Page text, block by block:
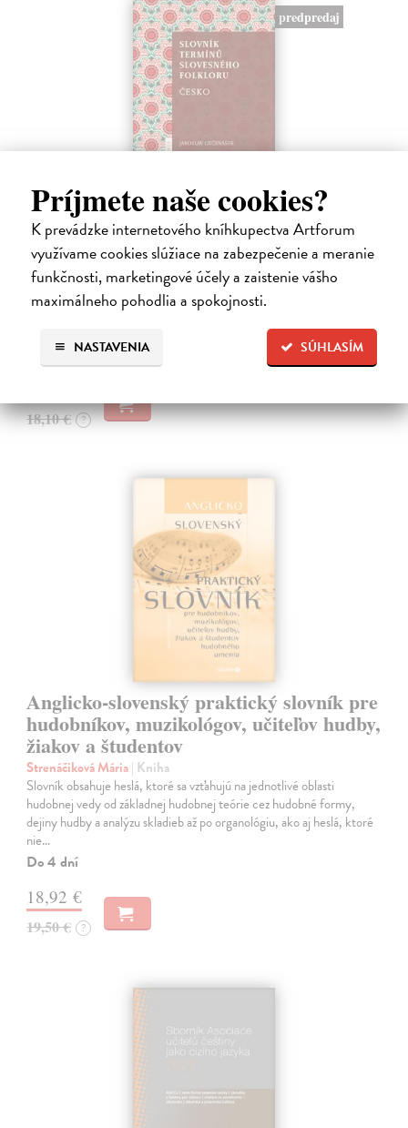
Príjmete naše cookies?
K prevádzke internetového kníhkupectva Artforum
využívame cookies slúžiace na zabezpečenie a meranie
funkčnosti, marketingové účely a zaistenie vášho
maximálneho pohodlia a spokojnosti.
SÚHLASÍM
NASTAVENIA
predpredaj
Slovník termínů slovesného folkloru.
Česko
Otčenášek Jaroslav| Kniha
Nový specializovaný folkloristický slovník přináší aktuální vědecký
pohled na terminologické uchopení české lidové slovesnosti. Zahrnuje
i folklor českých Němců, jenž je v podstatě součástí společného…
Predpredaj, vychádza 10.8.2026, zasielame do 7 dní od
vydania
18,10 € ?
Anglicko-slovenský praktický slovník pre
hudobníkov, muzikológov, učiteľov hudby,
žiakov a študentov
Strenáčiková Mária| Kniha
Slovník obsahuje heslá, ktoré sa vzťahujú na jednotlivé oblasti
hudobnej vedy od základnej hudobnej teórie cez hudobné formy,
dejiny hudby a analýzu skladieb až po organológiu, ako aj heslá, ktoré
nie…
Do 4 dní
18,92 €
19,50 € ?